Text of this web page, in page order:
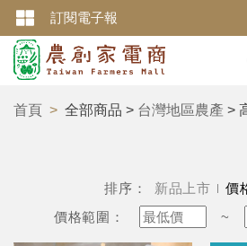
訂閱電子報
首頁 全部商品 > 台灣地區農產 >
排序： 新品上市 價
價格範圍：
~